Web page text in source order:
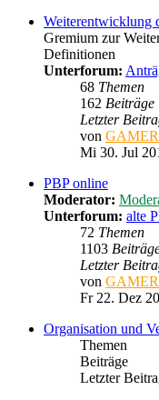
Weiterentwicklung
Gremium zur
Definitionen
Unterforum:
68 Themen
162 Beiträge
Letzter
von GAMER
Mi 30. Jul
PBP online
Moderator:
Unterforum: alte
72 Themen
1103
Letzter
von GAMER
Fr 22. Dez
Organisation und
Themen
Beiträge
Letzter